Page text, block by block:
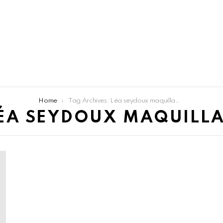
Home Tag Archives: Léa seydoux maquillage
SEYDOUX